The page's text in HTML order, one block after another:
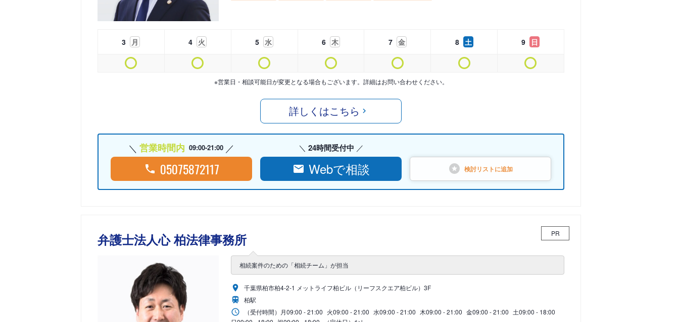
3 月 4 火 5 水 6 木 7 金 8 土 9 日
※営業日・相談可能日が変更となる場合もございます。詳細はお問い合わせください。
詳しくはこちら
営業時間内 09:00-21:00
05075872117
24時間受付中
Webで相談 検討リストに追加
弁護士法人心 柏法律事務所 PR
相続案件のための「相続チーム」が担当
千葉県柏市柏4-2-1 メットライフ柏ビル（リーフスクエア柏ビル）3F
柏駅
（受付時間） 月09:00 - 21:00 火09:00 - 21:00 水09:00 - 21:00 木09:00 - 21:00 金09:00 - 21:00 土09:00 - 18:00